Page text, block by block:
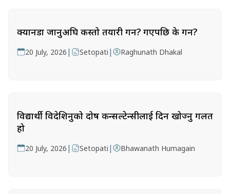
क्यानडा जानुअघि कस्तो तयारी गर्ने? गएपछि के गर्ने?
20 July, 2026 | Setopati | Raghunath Dhakal
विद्यार्थी विदेशिनुको दोष कन्सल्टेन्सीलाई दिन खोज्नु गलत
हो
20 July, 2026 | Setopati | Bhawanath Humagain